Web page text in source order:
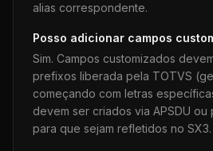
alias correspondente.
Posso adicionar campos
Sim. Campos customizados
prefixos liberada pela TOTVS
começando com letras
devem ser criados via APSDU
para que sejam refletidos no SX3.